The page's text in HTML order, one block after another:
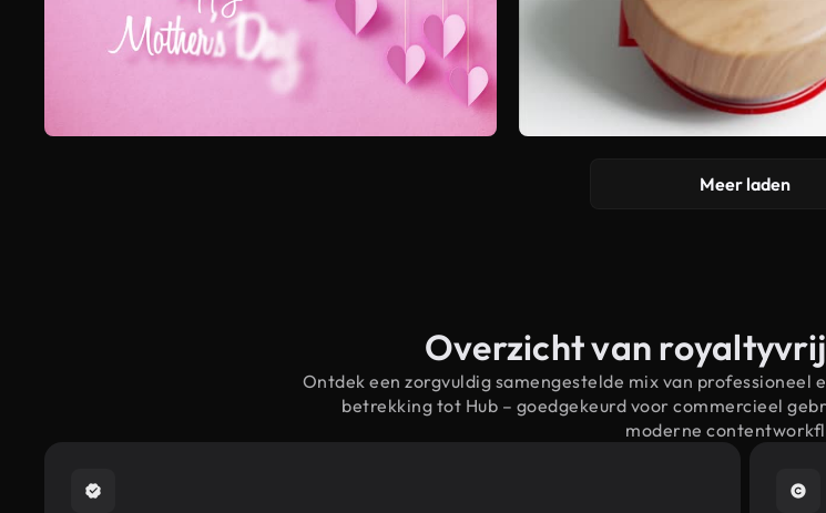
Meer laden
Overzicht van
Ontdek een zorgvuldig samengestelde mix van
betrekking tot Hub – goedgekeurd voor commercieel
moderne